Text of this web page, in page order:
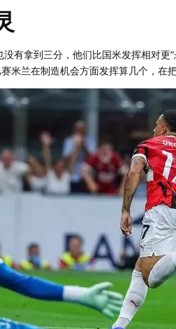
有拿到三分，他们比国米发挥相对更
米兰在制造机会方面发挥算几个，在